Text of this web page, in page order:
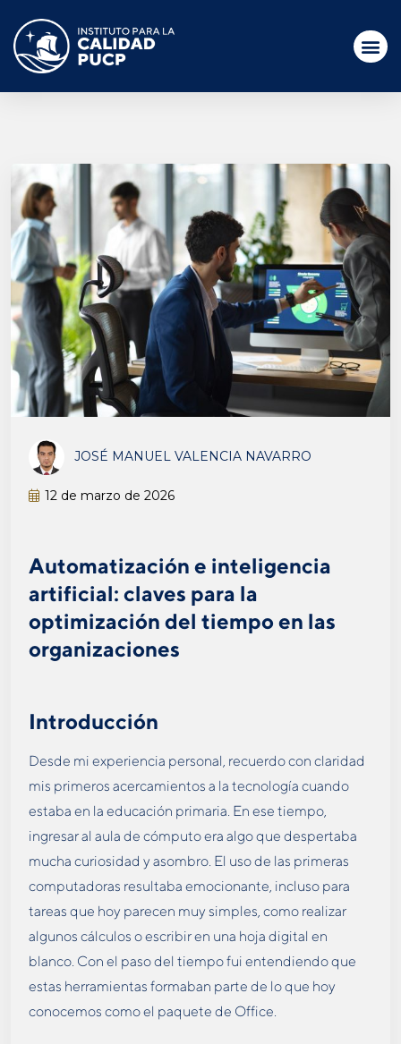
JOSÉ MANUEL VALENCIA NAVARRO
12 de marzo de 2026
Automatización e inteligencia
artificial: claves para la
optimización del tiempo en las
organizaciones
Introducción
Desde mi experiencia personal, recuerdo con claridad
mis primeros acercamientos a la tecnología cuando
estaba en la educación primaria. En ese tiempo,
ingresar al aula de cómputo era algo que despertaba
mucha curiosidad y asombro. El uso de las primeras
computadoras resultaba emocionante, incluso para
tareas que hoy parecen muy simples, como realizar
algunos cálculos o escribir en una hoja digital en
blanco. Con el paso del tiempo fui entendiendo que
estas herramientas formaban parte de lo que hoy
conocemos como el paquete de Office.